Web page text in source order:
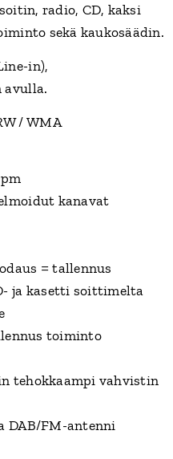
radio, CD, kaksi
sekä kaukosäädin.
in),
avulla.
/ WMA
kanavat
= tallennus
ja kasetti soittimelta
toiminto
tehokkaampi vahvistin
DAB/FM-antenni